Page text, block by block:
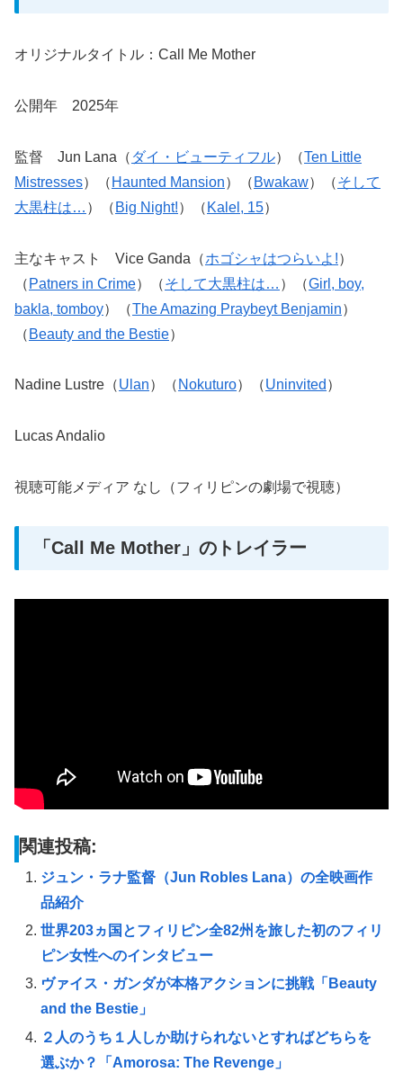
オリジナルタイトル：Call Me Mother
公開年 2025年
監督 Jun Lana（ ダイ・ビューティフル）（Ten Little
Mistresses）（ Haunted Mansion）（ Bwakaw）（そして
大黒柱は… ）（ Big Night!）（ Kalel, 15）
主なキャスト Vice Ganda（ホゴシャはつらいよ!）
（ Patners in Crime）（そして大黒柱は… ）（Girl, boy,
bakla, tomboy）（The Amazing Praybeyt Benjamin）
（ Beauty and the Bestie）
Nadine Lustre（Ulan）（ Nokuturo）（Uninvited ）
Lucas Andalio
視聴可能メディア なし（フィリピンの劇場で視聴）
「Call Me Mother」のトレイラー
関連投稿:
ジュン・ラナ監督（Jun Robles Lana）の全映画作
品紹介
世界203ヵ国とフィリピン全82州を旅した初のフィリ
ピン女性へのインタビュー
ヴァイス・ガンダが本格アクションに挑戦「Beauty
and the Bestie」
２人のうち１人しか助けられないとすればどちらを
選ぶか？「Amorosa: The Revenge」